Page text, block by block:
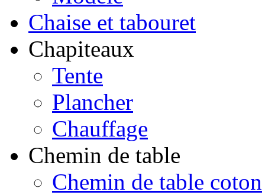
Chaise et tabouret
Chapiteaux
Tente
Plancher
Chauffage
Chemin de table
Chemin de table coton